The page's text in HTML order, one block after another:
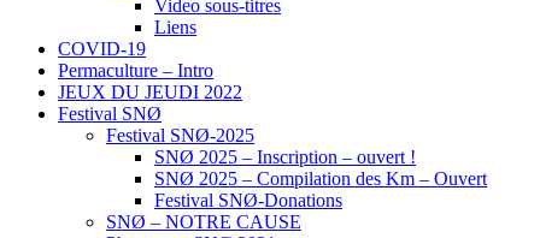
Video sous-titres
Liens
COVID-19
Permaculture – Intro
JEUX DU JEUDI 2022
Festival SNØ
Festival SNØ-2025
SNØ 2025 – Inscription – ouvert !
SNØ 2025 – Compilation des Km – Ouvert
Festival SNØ-Donations
SNØ – NOTRE CAUSE